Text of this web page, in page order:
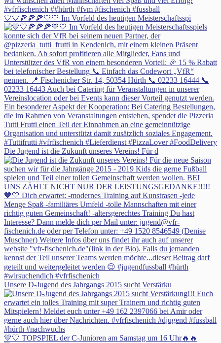
💙🤍🍕🍕🍕💙🤍 Im Vorfeld des heutigen Meisterschaftsspi
Die Jugend ist die Zukunft unseres Vereins! Für d
Unsere D-Jugend des Jahrgangs 2015 sucht Verstärku
💙🤍 TOPSPIEL der C-Junioren am Samstag um 16 Uhr🔥🔥